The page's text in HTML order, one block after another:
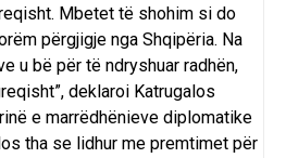
Mbetet të shohim si do
përgjigje nga Shqipëria. Na
u bë për të ndryshuar radhën,
deklaroi Katrugalos
e marrëdhënieve diplomatike
tha se lidhur me premtimet për